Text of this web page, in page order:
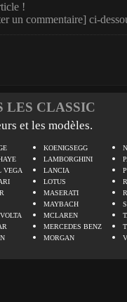
!
un commentaire] ci-
LES CLASSIC
et les modèles.
VEGA
KOENIGSEGG
LAMBORGHINI
LANCIA
LOTUS
MASERATI
MAYBACH
MCLAREN
MERCEDES BENZ
MORGAN